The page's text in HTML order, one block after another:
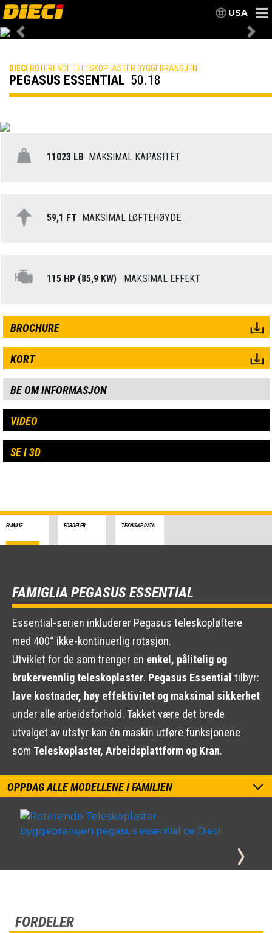
USA
Previous
DIECI ROTERENDE TELESKOPLASTER BYGGEBRANSJEN
PEGASUS ESSENTIAL 50.18
11023 LB MAKSIMAL KAPASITET
59,1 FT MAKSIMAL LØFTEHØYDE
115 HP (85,9 KW) MAKSIMAL EFFEKT
BROCHURE
KORT
BE OM INFORMASJON
VIDEO
SE I 3D
FAMILIE FORDELER TEKNISKE DATA
FAMIGLIA PEGASUS ESSENTIAL
Essential-serien inkluderer Pegasus teleskopløftere
med 400° ikke-kontinuerlig rotasjon.
Utviklet for de som trenger en enkel, pålitelig og
brukervennlig teleskoplaster. Pegasus Essential tilbyr:
lave kostnader, høy effektivitet og maksimal sikkerhet
under alle arbeidsforhold. Takket være det brede
utvalget av utstyr kan én maskin utføre funksjonene
som Teleskoplaster, Arbeidsplattform og Kran.
OPPDAG ALLE MODELLENE I FAMILIEN
FORDELER